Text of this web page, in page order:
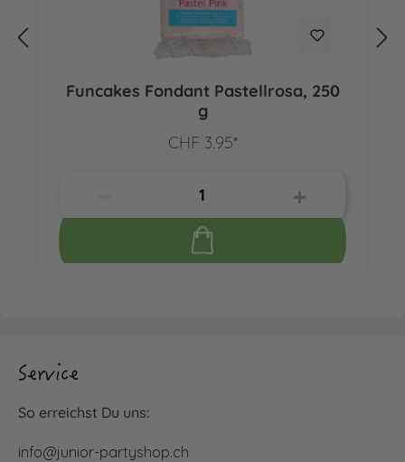
Funcakes Fondant Pastellrosa, 250
g
CHF 3.95*
Service
So erreichst Du uns:
info@junior-partyshop.ch